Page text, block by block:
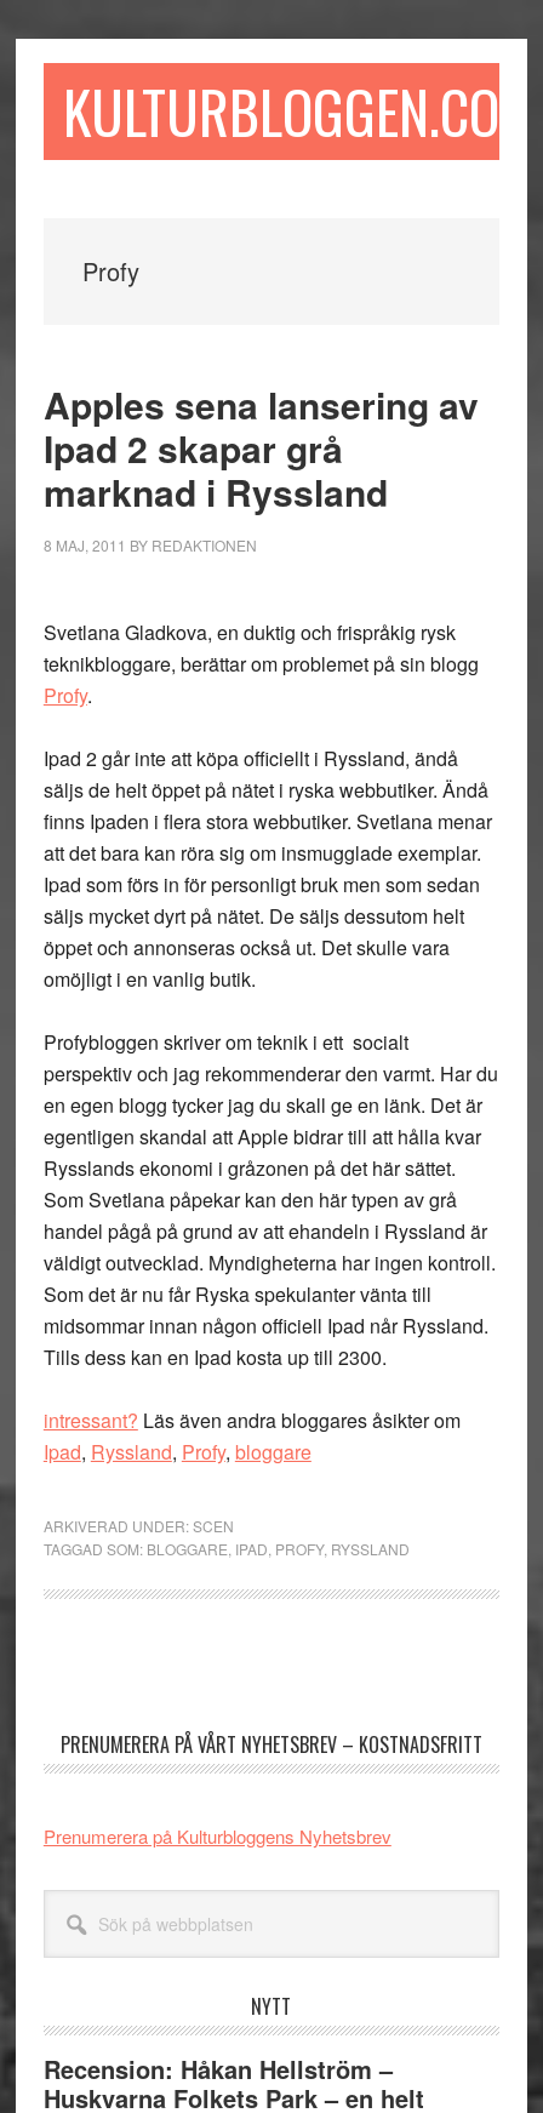
till
till
sidofältet
till
KULTURBLOGGEN.COM
Profy
Apples sena lansering av
Ipad 2 skapar grå
marknad i Ryssland
8 MAJ, 2011 BY REDAKTIONEN
Svetlana Gladkova, en duktig och frispråkig rysk
teknikbloggare, berättar om problemet på sin blogg
Profy.
Ipad 2 går inte att köpa officiellt i Ryssland, ändå
säljs de helt öppet på nätet i ryska webbutiker. Ändå
finns Ipaden i flera stora webbutiker. Svetlana menar
att det bara kan röra sig om insmugglade exemplar.
Ipad som förs in för personligt bruk men som sedan
säljs mycket dyrt på nätet. De säljs dessutom helt
öppet och annonseras också ut. Det skulle vara
omöjligt i en vanlig butik.
Profybloggen skriver om teknik i ett socialt
perspektiv och jag rekommenderar den varmt. Har du
en egen blogg tycker jag du skall ge en länk. Det är
egentligen skandal att Apple bidrar till att hålla kvar
Rysslands ekonomi i gråzonen på det här sättet.
Som Svetlana påpekar kan den här typen av grå
handel pågå på grund av att ehandeln i Ryssland är
väldigt outvecklad. Myndigheterna har ingen kontroll.
Som det är nu får Ryska spekulanter vänta till
midsommar innan någon officiell Ipad når Ryssland.
Tills dess kan en Ipad kosta up till 2300.
intressant? Läs även andra bloggares åsikter om
Ipad, Ryssland, Profy, bloggare
ARKIVERAD UNDER:SCEN
TAGGAD SOM: BLOGGARE IPAD PROFY, RYSSLAND
PRENUMERERA PÅ VÅRT NYHETSBREV – KOSTNADSFRITT
Prenumerera på Kulturbloggens Nyhetsbrev
webbplatsen
NYTT
Recension: Håkan Hellström –
Huskvarna Folkets Park – en helt